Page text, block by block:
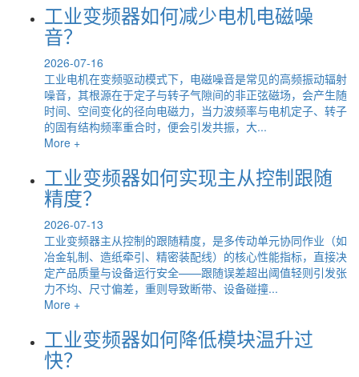
工业变频器如何减少电机电磁噪
音？
2026-07-16
工业电机在变频驱动模式下，电磁噪音是常见的高频振动辐射
噪音，其根源在于定子与转子气隙间的非正弦磁场，会产生随
时间、空间变化的径向电磁力，当力波频率与电机定子、转子
的固有结构频率重合时，便会引发共振，大...
More +
工业变频器如何实现主从控制跟随
精度？
2026-07-13
工业变频器主从控制的跟随精度，是多传动单元协同作业（如
冶金轧制、造纸牵引、精密装配线）的核心性能指标，直接决
定产品质量与设备运行安全——跟随误差超出阈值轻则引发张
力不均、尺寸偏差，重则导致断带、设备碰撞...
More +
工业变频器如何降低模块温升过
快？